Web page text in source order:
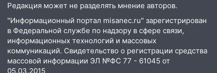
06:00
Как разрушительный ураган,
потопы и падающие деревья
парализовали Ульяновскую область: ЧП
за выходные
05:50
Пять украденных лошадей и
Редакция может не разделять мнение авторов.
"Информационный портал misanec.ru" зарегистрирован
в Федеральной службе по надзору в сфере связи,
информационных технологий и массовых
коммуникаций. Свидетельство о регистрации средства
массовой информации ЭЛ №ФС 77 - 61045 от
05.03.2015